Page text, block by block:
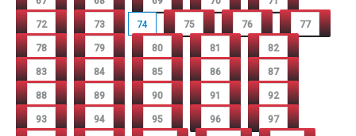
72 73 74 75 76 77
78 79 80 81 82
83 84 85 86 87
88 89 90 91 92
93 94 95 96 97